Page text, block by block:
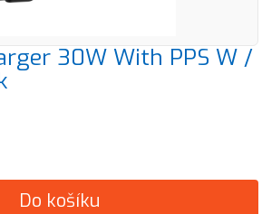
30W With PPS W /
Do košíku